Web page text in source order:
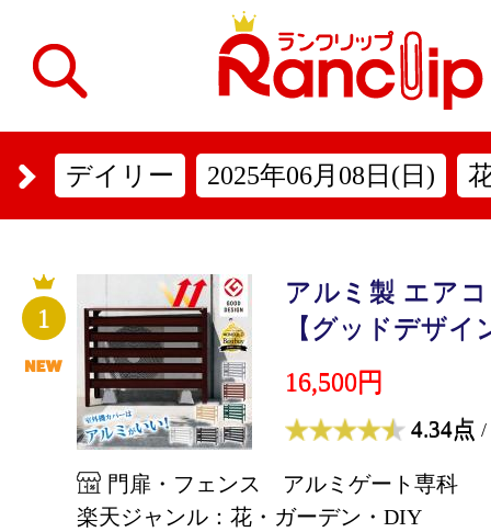
デイリー 2025年06月08日(日)
1
アルミ製 エア
【グッドデザイ
16,500円
4.34点 /
門扉・フェンス アルミゲート専科
楽天ジャンル：花・ガーデン・DIY